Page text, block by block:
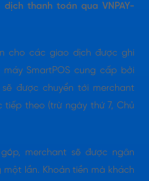
thanh toán qua VNPAY-
cho các giao dịch được ghi
SmartPOS cung cấp bởi
sẽ được chuyển tới merchant
theo (trừ ngày thứ 7, Chủ
merchant sẽ được ngân
lần. Khoản tiền mà khách